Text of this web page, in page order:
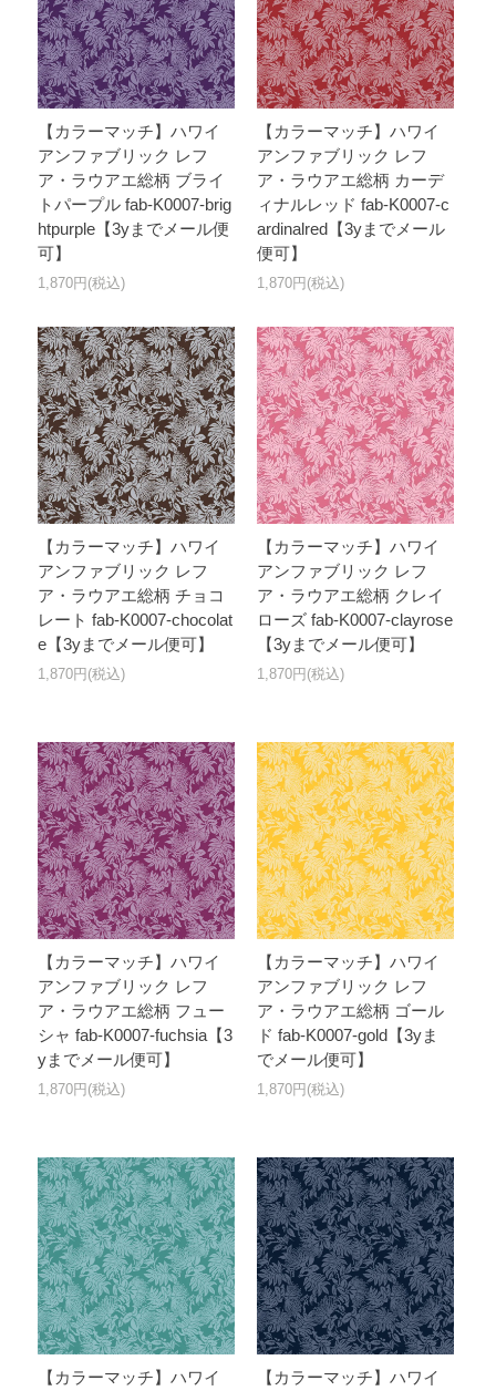
【カラーマッチ】ハワイ
アンファブリック レフ
ア・ラウアエ総柄 ブライ
トパープル fab-K0007-brig
htpurple【3yまでメール便
可】
1,870円(税込)
【カラーマッチ】ハワイ
アンファブリック レフ
ア・ラウアエ総柄 カーデ
ィナルレッド fab-K0007-c
ardinalred【3yまでメール
便可】
1,870円(税込)
【カラーマッチ】ハワイ
アンファブリック レフ
ア・ラウアエ総柄 チョコ
レート fab-K0007-chocolat
e【3yまでメール便可】
1,870円(税込)
【カラーマッチ】ハワイ
アンファブリック レフ
ア・ラウアエ総柄 クレイ
ローズ fab-K0007-clayrose
【3yまでメール便可】
1,870円(税込)
【カラーマッチ】ハワイ
アンファブリック レフ
ア・ラウアエ総柄 フュー
シャ fab-K0007-fuchsia【3
yまでメール便可】
1,870円(税込)
【カラーマッチ】ハワイ
アンファブリック レフ
ア・ラウアエ総柄 ゴール
ド fab-K0007-gold【3yま
でメール便可】
1,870円(税込)
【カラーマッチ】ハワイ
【カラーマッチ】ハワイ